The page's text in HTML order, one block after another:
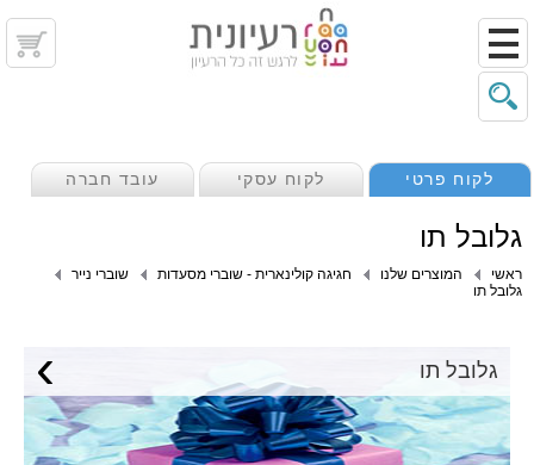
לקוח פרטי לקוח עסקי עובד חברה
גלובל תו
ראשי המוצרים שלנו חגיגה קולינארית - שוברי מסעדות
שוברי נייר
גלובל תו
גלובל תו ›